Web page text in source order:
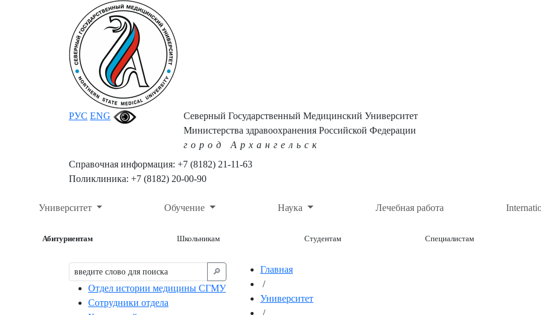
РУС ENG
Северный Государственный Медицинский Университет
Министерства здравоохранения Российской Федерации
город Архангельск
Справочная информация: +7 (8182) 21-11-63
Поликлиника: +7 (8182) 20-00-90
Университет Обучение Наука Лечебная работа
Абитуриентам Школьникам Студентам Специалистам
🔎︎
Отдел истории медицины СГМУ
Сотрудники отдела
Главная
/
Университет